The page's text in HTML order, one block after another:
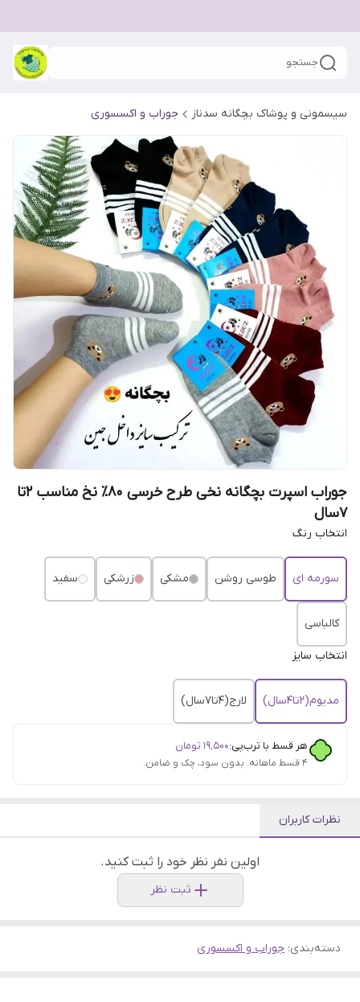
جستجو
سیسمونی و پوشاک بچگانه سدناز جوراب و اکسسوری
جوراب اسپرت بچگانه نخی طرح خرسی 80٪ نخ مناسب 2تا
7سال
انتخاب رنگ
سورمه ای طوسی روشن مشکی زرشکی سفید
کالباسی
انتخاب سایز
مدیوم(2تا4سال) لارج(4تا7سال)
هر قسط با ترب‌پی:۱۹٬۵۰۰ تومان
۴ قسط ماهانه. بدون سود، چک و ضامن.
نظرات کاربران
اولین نفر نظر خود را ثبت کنید.
ثبت نظر
دسته‌بندی: جوراب و اکسسوری